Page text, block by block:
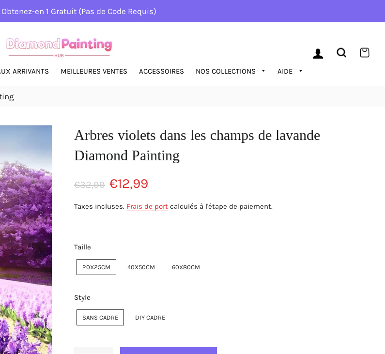
en 1 Gratuit (Pas de Code Requis)
ARRIVANTS MEILLEURES VENTES ACCESSOIRES NOS COLLECTIONS AIDE
SE CONNECTER
Arbres violets dans les champs de lavande
Diamond Painting
Prix
régulier
€32,99 Prix
réduit
€12,99
Taxes incluses. Frais de port calculés à l'étape de paiement.
Taille
20X25CM 40X50CM 60X80CM
Style
SANS CADRE DIY CADRE